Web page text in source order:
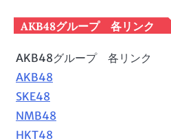
AKB48グループ 各リンク
AKB48グループ 各リンク
AKB48
SKE48
NMB48
HKT48